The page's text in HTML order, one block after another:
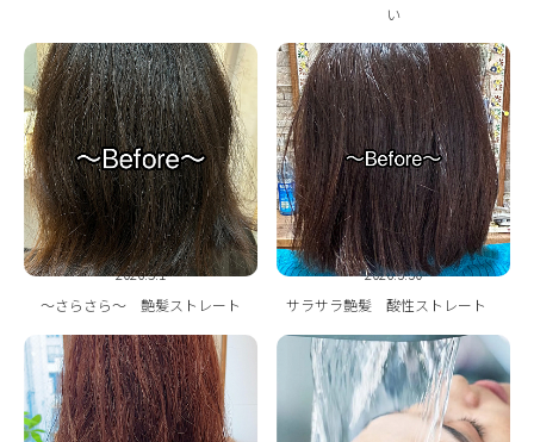
い
2026.5.1
〜さらさら〜 艶髪ストレート
2026.3.30
サラサラ艶髪 酸性ストレート